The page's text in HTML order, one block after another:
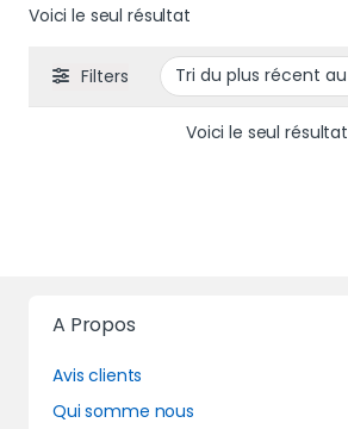
Voici le seul résultat
Filters
Voici le seul résultat
A Propos
Avis clients
Qui somme nous